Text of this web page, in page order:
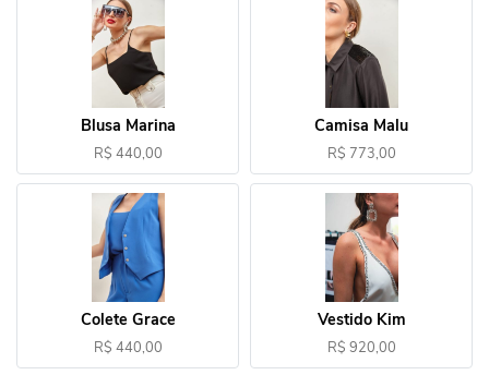
Blusa Marina
R$ 440,00
Camisa Malu
R$ 773,00
Colete Grace
R$ 440,00
Vestido Kim
R$ 920,00